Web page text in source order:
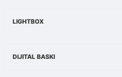
LIGHTBOX
DIJITAL BASKI